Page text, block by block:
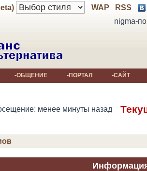
WAP
RSS
nigma-
•ОБЩЕНИЕ •ПОРТАЛ •САЙТ
менее минуты назад